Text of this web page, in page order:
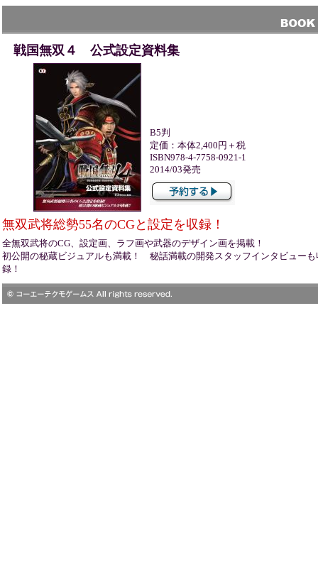
戦国無双４ 公式設定資料集
B5判
定価：本体2,400円＋税
ISBN978-4-7758-0921-1
2014/03発売
無双武将総勢55名のCGと設定を収録！
全無双武将のCG、設定画、ラフ画や武器のデザイン画を掲載！
初公開の秘蔵ビジュアルも満載！ 秘話満載の開発スタッフインタビューも
録！